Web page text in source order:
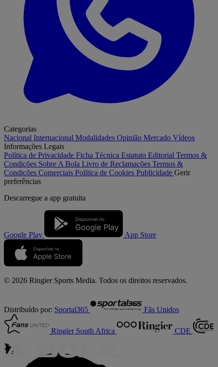
Categorias
Nacional Internacional Modalidades Opinião Mercado Vídeos
Informações Legais
Política de Privacidade Ficha Técnica Estatuto Editorial Termos &
Condições Sobre A Bola Livro de Reclamações Termos &
Condições Comerciais Política de Cookies Publicidade Gerir
preferências
Descarregue a app gratuita
Google Play App Store
© 2026 Ringier Sports Media. Todos os direitos reservados.
Distribuído por: Sportal365 Fãs Unidos
Ringier South Africa CDE